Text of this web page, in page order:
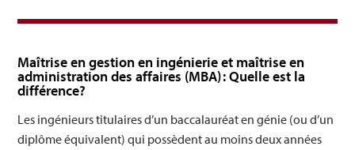
Maîtrise en gestion en ingénierie et maîtrise en
administration des affaires (MBA) : Quelle est la
différence?
Les ingénieurs titulaires d’un baccalauréat en génie (ou d’un
diplôme équivalent) qui possèdent au moins deux années